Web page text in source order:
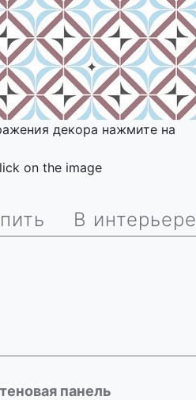
декора нажмите на
on the image
В интерьере
панель